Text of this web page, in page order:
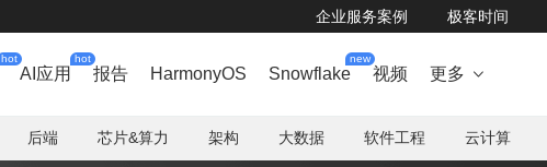
企业服务案例 极客时间
hot
AI应用
hot
报告 HarmonyOS Snowflake
new
视频 更多 
后端 芯片&算力 架构 大数据 软件工程 云计算